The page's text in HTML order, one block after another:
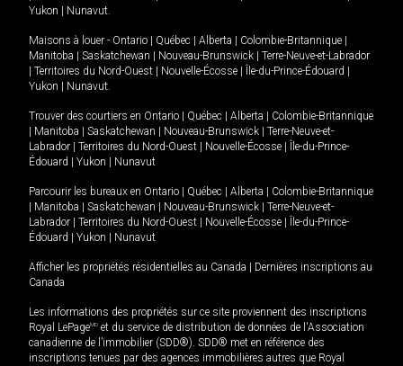
Yukon
Nunavut.
Maisons à louer - Ontario Québec Alberta Colombie-Britannique
Manitoba
Saskatchewan Nouveau-Brunswick
Terre-Neuve-et-Labrador
Territoires du Nord-Ouest Nouvelle-Écosse Île-du-Prince-Édouard
Yukon
Nunavut.
Trouver des courtiers en Ontario Québec Alberta
Colombie-Britannique
Manitoba Saskatchewan Nouveau-Brunswick
Terre-Neuve-et-
Labrador
Territoires du Nord-Ouest Nouvelle-Écosse
Île-du-Prince-
Édouard
Yukon Nunavut
Parcourir les bureaux en Ontario Québec Alberta
Colombie-Britannique
Manitoba Saskatchewan Nouveau-Brunswick
Terre-Neuve-et-
Labrador
Territoires du Nord-Ouest Nouvelle-Écosse
Île-du-Prince-
Édouard
Yukon Nunavut
Afficher les propriétés résidentielles au Canada
Dernières inscriptions au
Canada
Les informations des propriétés sur ce site proviennent des inscriptions
Royal LePageMD et du service de distribution de données de l'Association
canadienne de l’immobilier (SDD®). SDD® met en référence des
inscriptions tenues par des agences immobilières autres que Royal